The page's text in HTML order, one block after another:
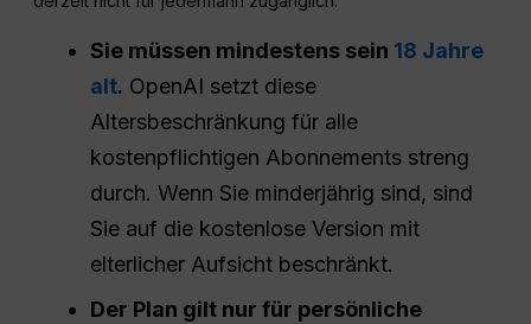
Sie müssen mindestens sein 18 Jahre
alt. OpenAI setzt diese
Altersbeschränkung für alle
kostenpflichtigen Abonnements streng
durch. Wenn Sie minderjährig sind, sind
Sie auf die kostenlose Version mit
elterlicher Aufsicht beschränkt.
Der Plan gilt nur für persönliche